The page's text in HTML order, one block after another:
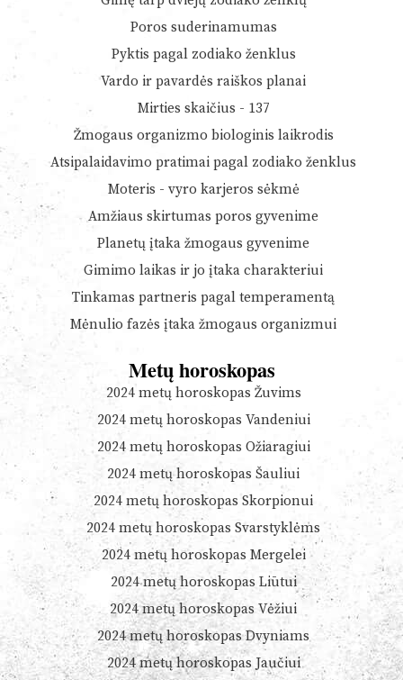
Poros suderinamumas
Pyktis pagal zodiako ženklus
Vardo ir pavardės raiškos planai
Mirties skaičius - 137
Žmogaus organizmo biologinis laikrodis
Atsipalaidavimo pratimai pagal zodiako ženklus
Moteris - vyro karjeros sėkmė
Amžiaus skirtumas poros gyvenime
Planetų įtaka žmogaus gyvenime
Gimimo laikas ir jo įtaka charakteriui
Tinkamas partneris pagal temperamentą
Mėnulio fazės įtaka žmogaus organizmui
Metų horoskopas
2024 metų horoskopas Žuvims
2024 metų horoskopas Vandeniui
2024 metų horoskopas Ožiaragiui
2024 metų horoskopas Šauliui
2024 metų horoskopas Skorpionui
2024 metų horoskopas Svarstyklėms
2024 metų horoskopas Mergelei
2024 metų horoskopas Liūtui
2024 metų horoskopas Vėžiui
2024 metų horoskopas Dvyniams
2024 metų horoskopas Jaučiui